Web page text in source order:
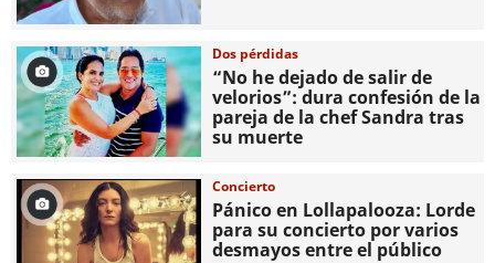
Dos pérdidas
“No he dejado de salir de
velorios”: dura confesión de la
pareja de la chef Sandra tras
su muerte
Concierto
Pánico en Lollapalooza: Lorde
para su concierto por varios
desmayos entre el público